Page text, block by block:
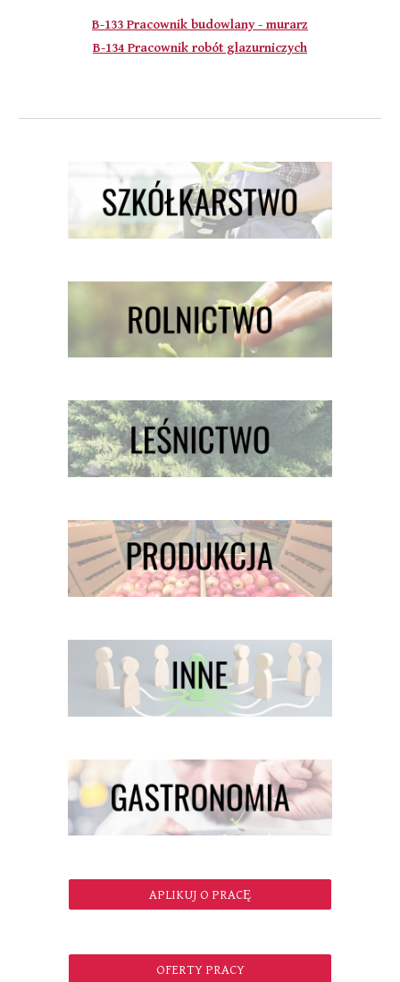
B-133 Pracownik budowlany - murarz
B-134 Pracownik robót glazurniczych
APLIKUJ O PRACĘ
OFERTY PRACY